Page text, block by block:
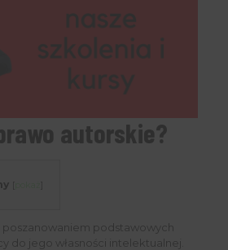
autorskie?
poszanowaniem podstawowych
do jego własności intelektualnej.